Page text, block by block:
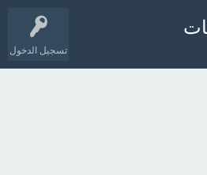
تسجيل الدخول